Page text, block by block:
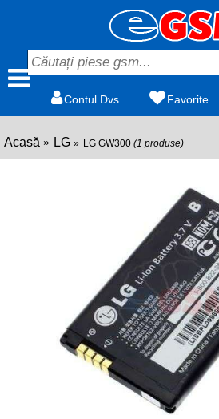
Contul Dvs. Favorite
Acasă LG LG GW300 (1 produse)